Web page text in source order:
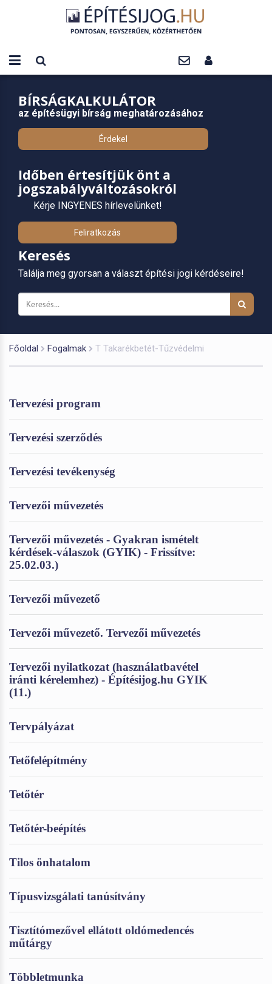
BÍRSÁGKALKULÁTOR
az építésügyi bírság meghatározásához
Érdekel
Időben értesítjük önt a
jogszabályváltozásokról
Kérje INGYENES hírlevelünket!
Feliratkozás
Keresés
Találja meg gyorsan a választ építési jogi kérdéseire!
Főoldal Fogalmak T Takarékbetét-Tűzvédelmi
Tervezési program
Tervezési szerződés
Tervezési tevékenység
Tervezői művezetés
Tervezői művezetés - Gyakran ismételt
kérdések-válaszok (GYIK) - Frissítve:
25.02.03.)
Tervezői művezető
Tervezői művezető. Tervezői művezetés
Tervezői nyilatkozat (használatbavétel
iránti kérelemhez) - Építésijog.hu GYIK
(11.)
Tervpályázat
Tetőfelépítmény
Tetőtér
Tetőtér-beépítés
Tilos önhatalom
Típusvizsgálati tanúsítvány
Tisztítómezővel ellátott oldómedencés
műtárgy
Többletmunka